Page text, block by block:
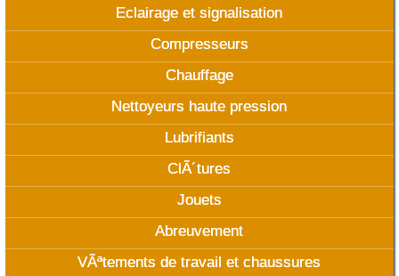
Eclairage et signalisation
Compresseurs
Chauffage
Nettoyeurs haute pression
Lubrifiants
ClÃ´tures
Jouets
Abreuvement
VÃªtements de travail et chaussures